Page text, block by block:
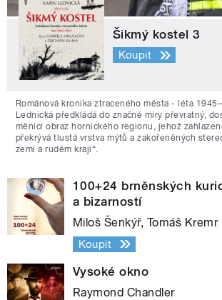
Šikmý kostel 3
Koupit
Románová kronika ztraceného města - léta
Lednická předkládá do značné míry převratný,
měnící obraz hornického regionu, jehož
překrývá tlustá vrstva mýtů a zakořeněných
zemi a rudém kraji“.
100+24 brněnských
a bizarností
Miloš Šenkýř, Tomáš Kremr
Koupit
Vysoké okno
Raymond Chandler